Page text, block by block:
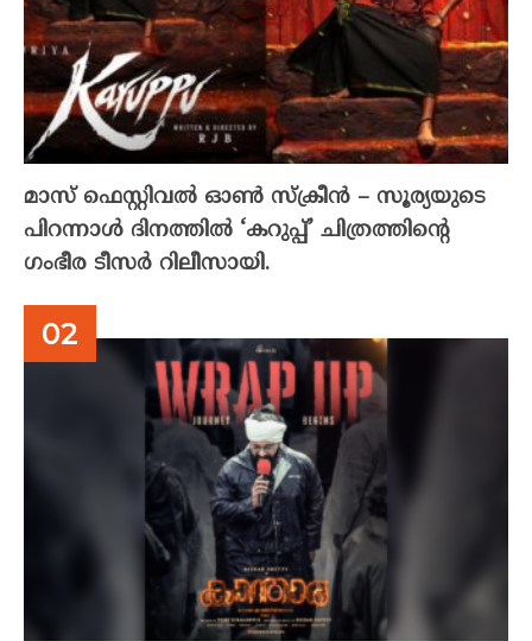
മാസ് ഫെസ്റ്റിവൽ ഓൺ സ്‌ക്രീൻ – സൂര്യയുടെ
പിറന്നാൾ ദിനത്തിൽ ‘കറുപ്പ്’ ചിത്രത്തിന്റെ
ഗംഭീര ടീസർ റിലീസായി.